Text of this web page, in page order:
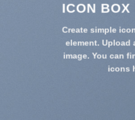
ICON BOX
Create simple
element. Upload
image. You can
icons